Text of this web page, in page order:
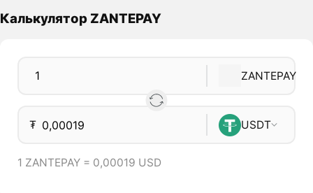
Калькулятор ZANTEPAY
ZANTEPAY
₮ USDT
1 ZANTEPAY = 0,00019 USD